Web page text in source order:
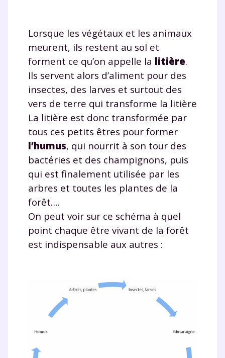
Lorsque les végétaux et les animaux
meurent, ils restent au sol et
forment ce qu’on appelle la litière.
Ils servent alors d’aliment pour des
insectes, des larves et surtout des
vers de terre qui transforme la litière
La litière est donc transformée par
tous ces petits êtres pour former
l’humus, qui nourrit à son tour des
bactéries et des champignons, puis
qui est finalement utilisée par les
arbres et toutes les plantes de la
forêt….
On peut voir sur ce schéma à quel
point chaque être vivant de la forêt
est indispensable aux autres :